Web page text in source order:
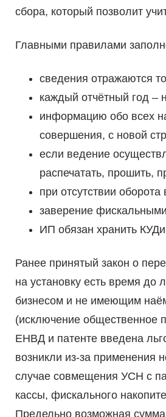
сбора, который позволит
Главными правилами
сведения отражаются
каждый отчётный год –
информацию обо всех
совершения, с новой
если ведение
распечатать, прошить,
при отсутствии
заверение
ИП обязан хранить
Ранее принятый закон о
на установку есть время
бизнесом и не имеющим
(исключение общественное
ЕНВД и патенте введена
возникли из-за применения
случае совмещения УСН с
кассы, фискального
Предельно возможная